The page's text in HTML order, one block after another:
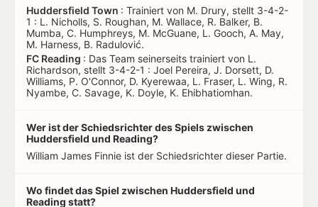
Huddersfield Town : Trainiert von M. Drury, stellt 3-4-2-
1 : L. Nicholls, S. Roughan, M. Wallace, R. Balker, B.
Mumba, C. Humphreys, M. McGuane, L. Gooch, A. May,
M. Harness, B. Radulović.
FC Reading : Das Team seinerseits trainiert von L.
Richardson, stellt 3-4-2-1 : Joel Pereira, J. Dorsett, D.
Williams, P. O'Connor, D. Kyerewaa, L. Fraser, L. Wing, R.
Nyambe, C. Savage, K. Doyle, K. Ehibhatiomhan.
Wer ist der Schiedsrichter des Spiels zwischen
Huddersfield und Reading?
William James Finnie ist der Schiedsrichter dieser Partie.
Wo findet das Spiel zwischen Huddersfield und
Reading statt?